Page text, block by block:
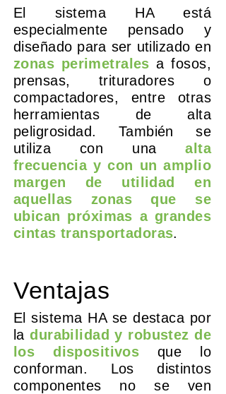
El sistema HA está
especialmente pensado y
diseñado para ser utilizado en
zonas perimetrales a fosos,
prensas, trituradores o
compactadores, entre otras
herramientas de alta
peligrosidad. También se
utiliza con unaalta
frecuencia y con un amplio
margen de utilidad en
aquellas zonas que se
ubican próximas a grandes
cintas transportadoras.
Ventajas
El sistema HA se destaca por
ladurabilidad y robustez de
los dispositivos que lo
conforman. Los distintos
componentes no se ven